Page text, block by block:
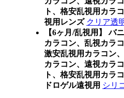
ト、格安乱視用カラ
視用レンズ クリア透
【6ヶ月/乱視用】 バ
カラコン、乱視カラ
激安乱視用カラコン
カラコン、遠視カラ
ト、格安乱視用カラ
ドロゲル遠視用 シリ